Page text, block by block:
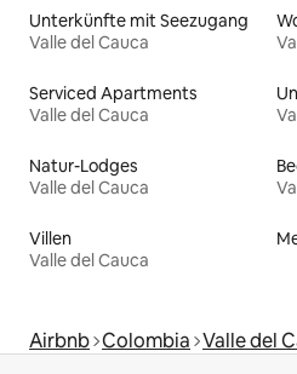
Unterkünfte mit Seezugang
Valle del Cauca
Serviced Apartments
Valle del Cauca
Natur-Lodges
Valle del Cauca
Villen
Valle del Cauca
Airbnb Colombia Valle del